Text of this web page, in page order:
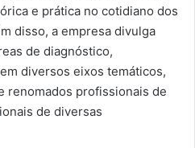
e prática no cotidiano dos
disso, a empresa divulga
de diagnóstico,
diversos eixos temáticos,
renomados profissionais de
de diversas